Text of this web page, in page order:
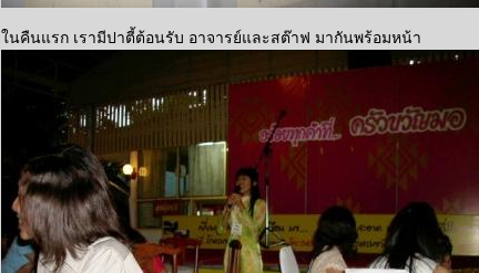
นคืนแรก เรามีปาตี้ต้อนรับ อาจารย์และสต๊าฟ มากันพร้อมหน้า